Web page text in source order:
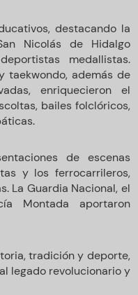
destacando la
Nicolás de Hidalgo
medallistas.
taekwondo, además de
enriquecieron el
bailes folclóricos,
de escenas
y los ferrocarrileros,
La Guardia Nacional, el
Montada aportaron
tradición y deporte,
legado revolucionario y